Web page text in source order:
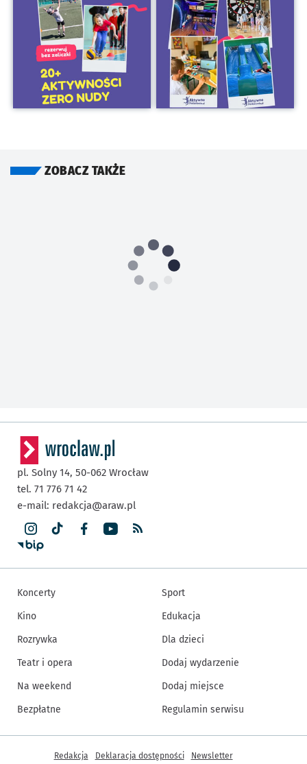
ZOBACZ TAKŻE
pl. Solny 14, 50-062 Wrocław
tel. 71 776 71 42
e-mail: redakcja@araw.pl
Koncerty
Kino
Rozrywka
Teatr i opera
Na weekend
Bezpłatne
Sport
Edukacja
Dla dzieci
Dodaj wydarzenie
Dodaj miejsce
Regulamin serwisu
Inne informacje
Redakcja Deklaracja dostępności Newsletter